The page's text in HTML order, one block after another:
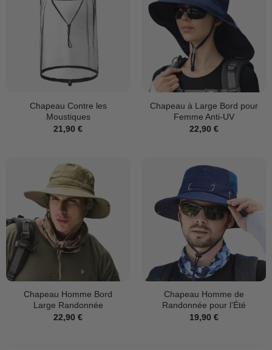
Chapeau Contre les
Moustiques
21,90 €
Chapeau à Large Bord pour
Femme Anti-UV
22,90 €
Chapeau Homme Bord
Large Randonnée
22,90 €
Chapeau Homme de
Randonnée pour l’Été
19,90 €